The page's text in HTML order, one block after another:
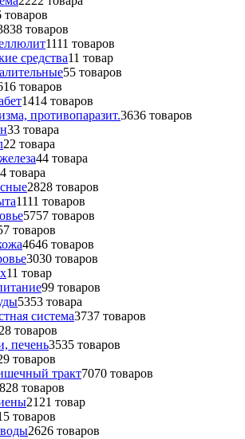
товаров
38 товаров
1111 товаров
средства11 товар
55 товаров
16 товаров
1414 товаров
противопаразит.3636 товаров
33 товара
22 товара
44 товара
товара
2828 товаров
1111 товаров
5757 товаров
товаров
4646 товаров
3030 товаров
11 товар
99 товаров
5353 товара
система3737 товаров
товаров
печень3535 товаров
товаров
тракт7070 товаров
28 товаров
2121 товар
товаров
2626 товаров